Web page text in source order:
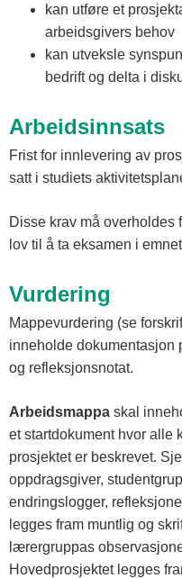
kan utføre et
arbeidsgivers behov
kan utveksle
bedrift og delta i
Arbeidsinnsats
Frist for innlevering av
satt i studiets
Disse krav må overholdes
lov til å ta eksamen i
Vurdering
Mappevurdering (se
inneholde dokumentasjon
og refleksjonsnotat.
Arbeidsmappa skal
et startdokument hvor
prosjektet er beskrevet.
oppdragsgiver,
endringslogger,
legges fram muntlig og
lærergruppas
Hovedprosjektet legges